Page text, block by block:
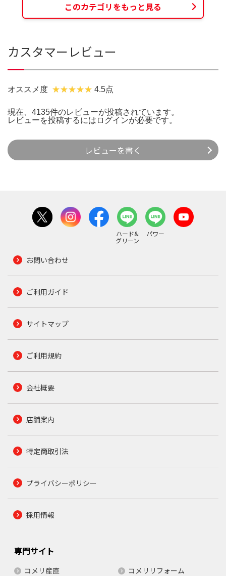
このカテゴリをもっと見る
カスタマーレビュー
オススメ度 4.5点
現在、4135件のレビューが投稿されています。
レビューを投稿するには ログインが必要です。
レビューを書く
ハード&
グリーン
パワー
お問い合わせ
ご利用ガイド
サイトマップ
ご利用規約
会社概要
店舗案内
特定商取引法
プライバシーポリシー
採用情報
専門サイト
コメリ産直 コメリリフォーム